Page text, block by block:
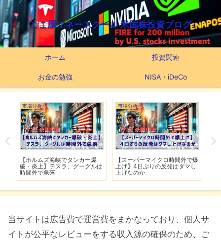
ここ屋マネースクール 米国株投資ブログ
ホーム 投資関連
お金の勉強 NISA・iDeCo
市場分析
【ホルムズ海峡でタンカー爆
破・炎上】テスラ、グーグルは
時間外で急落
市場分析
【スーパーマイクロ時間外で爆
上げ】4日ぶりの反発はダマし
上げなのか
当サイトは広告費で運営費をまかなっており、個人サ
イトが公平なレビューをする収入源の確保のため、ご